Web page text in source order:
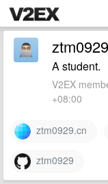
ztm0929
A student.
V2EX
+08:00
ztm0929.cn
ztm0929